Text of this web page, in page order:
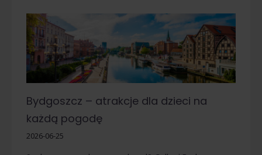
Bydgoszcz – atrakcje dla dzieci na
każdą pogodę
2026-06-25